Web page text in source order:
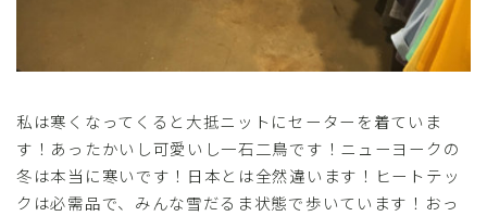
私は寒くなってくると大抵ニットにセーターを着ていま
す！あったかいし可愛いし一石二鳥です！ニューヨークの
冬は本当に寒いです！日本とは全然違います！ヒートテッ
クは必需品で、みんな雪だるま状態で歩いています！おっ